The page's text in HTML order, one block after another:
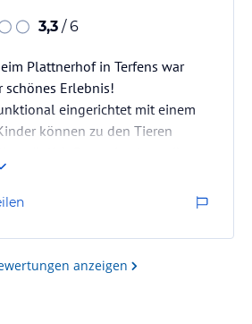
3,3 / 6
Plattnerhof in Terfens war
schönes Erlebnis!
eingerichtet mit einem
können zu den Tieren
Wiese mit
diverse Fahrzeuge für die
einige tolle Ausflugsziele in der
Haus auf dem Kopf, Swarovsky
anzeigen